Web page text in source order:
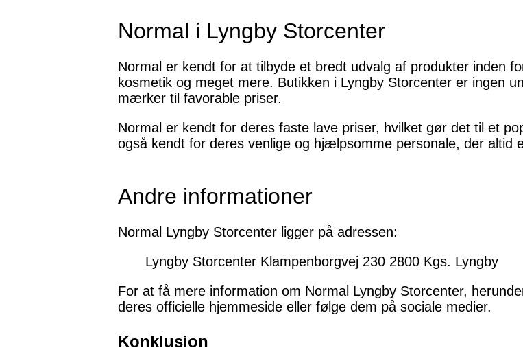
Normal i Lyngby Storcenter
Normal er kendt for at tilbyde et bredt udvalg af produkter inden
kosmetik og meget mere. Butikken i Lyngby Storcenter er ingen
mærker til favorable priser.
Normal er kendt for deres faste lave priser, hvilket gør det til et
også kendt for deres venlige og hjælpsomme personale, der altid
Andre informationer
Normal Lyngby Storcenter ligger på adressen:
Lyngby Storcenter Klampenborgvej 230 2800 Kgs. Lyngby
For at få mere information om Normal Lyngby Storcenter,
deres officielle hjemmeside eller følge dem på sociale medier.
Konklusion